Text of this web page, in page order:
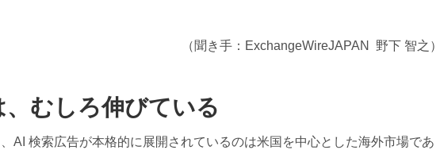
（聞き手：ExchangeWireJAPAN 野下 智之）
、むしろ伸びている
AI 検索広告が本格的に展開されているのは米国を中心とした海外市場であ